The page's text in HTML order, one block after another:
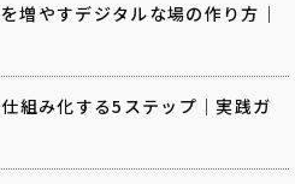
増やすデジタルな場の作り方｜
組み化する5ステップ｜実践ガ